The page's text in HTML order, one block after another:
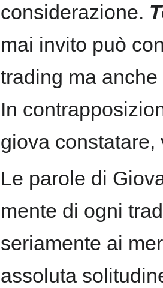
considerazione.
mai invito può
trading ma
In
giova
Le parole di
mente di ogni
seriamente ai
assoluta